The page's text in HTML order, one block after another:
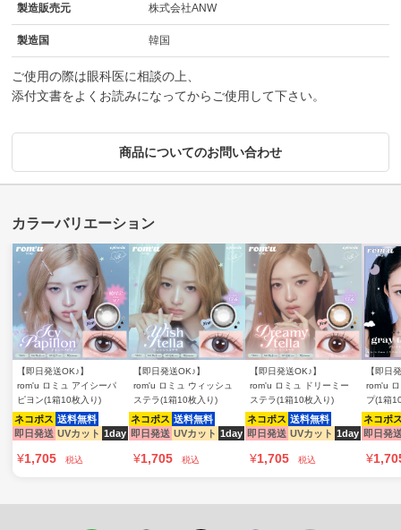
製造販売元 株式会社ANW
製造国 韓国
ご使用の際は眼科医に相談の上、
添付文書をよくお読みになってからご使用して下さい。
商品についてのお問い合わせ
【即日発送OK♪】
rom'u ロミュ アイシーパ
ピヨン(1箱10枚入り)
ネコポス 送料無料
即日発送 UVカット 1day
¥1,705 税込
【即日発送OK♪】
rom'u ロミュ ウィッシュ
ステラ(1箱10枚入り)
ネコポス 送料無料
即日発送 UVカット 1day
¥1,705 税込
【即日発送OK♪】
rom'u ロミュ ドリーミー
ステラ(1箱10枚入り)
ネコポス 送料無料
即日発送 UVカット 1day
¥1,705 税込
【即日
rom'u
プ(1箱
ネコポ
即日発
¥